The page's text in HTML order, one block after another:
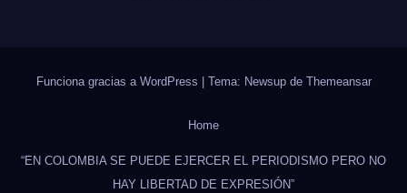
Funciona gracias a WordPress Tema: Newsup de Themeansar
Home
“EN COLOMBIA SE PUEDE EJERCER EL PERIODISMO PERO NO
HAY LIBERTAD DE EXPRESIÓN”